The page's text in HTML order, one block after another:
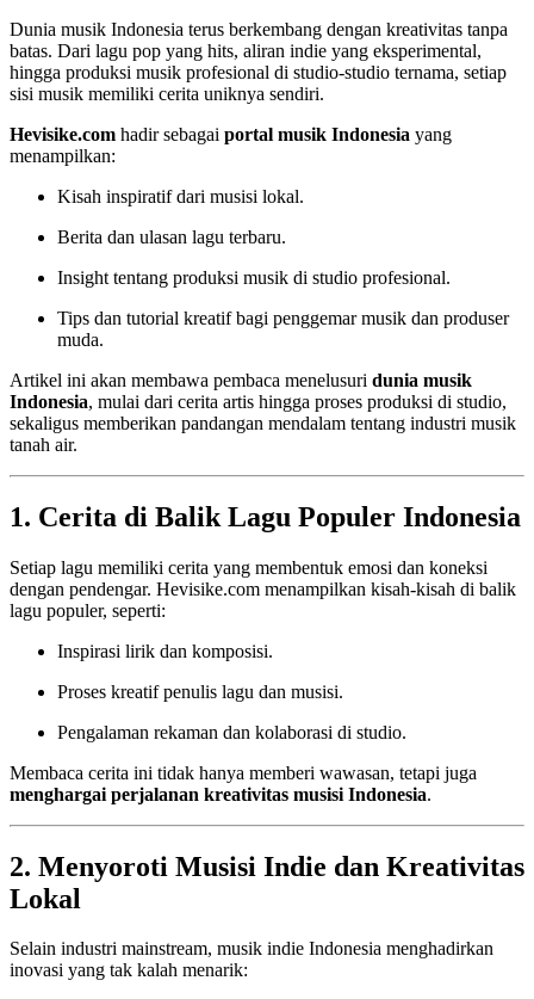
Dunia musik Indonesia terus berkembang dengan kreativitas tanpa
batas. Dari lagu pop yang hits, aliran indie yang eksperimental,
hingga produksi musik profesional di studio-studio ternama, setiap
sisi musik memiliki cerita uniknya sendiri.
Hevisike.com hadir sebagai portal musik Indonesia yang
menampilkan:
Kisah inspiratif dari musisi lokal.
Berita dan ulasan lagu terbaru.
Insight tentang produksi musik di studio profesional.
Tips dan tutorial kreatif bagi penggemar musik dan produser
muda.
Artikel ini akan membawa pembaca menelusuri dunia musik
Indonesia, mulai dari cerita artis hingga proses produksi di studio,
sekaligus memberikan pandangan mendalam tentang industri musik
tanah air.
1. Cerita di Balik Lagu Populer Indonesia
Setiap lagu memiliki cerita yang membentuk emosi dan koneksi
dengan pendengar. Hevisike.com menampilkan kisah-kisah di balik
lagu populer, seperti:
Inspirasi lirik dan komposisi.
Proses kreatif penulis lagu dan musisi.
Pengalaman rekaman dan kolaborasi di studio.
Membaca cerita ini tidak hanya memberi wawasan, tetapi juga
menghargai perjalanan kreativitas musisi Indonesia.
2. Menyoroti Musisi Indie dan Kreativitas
Lokal
Selain industri mainstream, musik indie Indonesia menghadirkan
inovasi yang tak kalah menarik: